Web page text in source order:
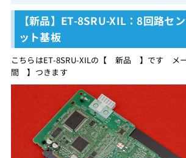
【新品】ET-8SRU-XIL：8回路セ
ット基板
こちらはET-8SRU-XILの【 新品 】です メ
間 】つきます